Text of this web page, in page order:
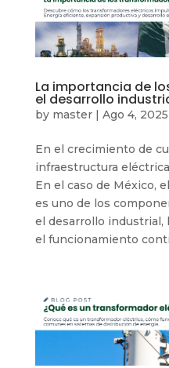
La importancia de
el desarrollo
by master| Ago 4, 2025
En el crecimiento de
infraestructura
En el caso de México,
es uno de los
el desarrollo industrial,
el funcionamiento